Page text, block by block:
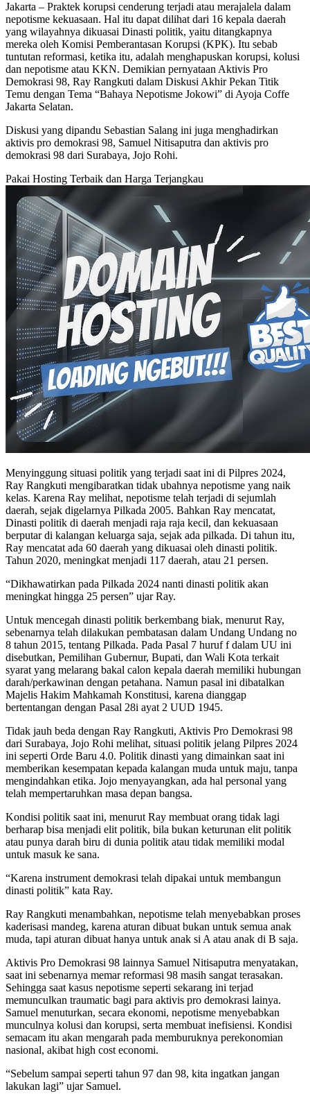
Jakarta – Praktek korupsi cenderung terjadi atau merajalela dalam
nepotisme kekuasaan. Hal itu dapat dilihat dari 16 kepala daerah
yang wilayahnya dikuasai Dinasti politik, yaitu ditangkapnya
mereka oleh Komisi Pemberantasan Korupsi (KPK). Itu sebab
tuntutan reformasi, ketika itu, adalah menghapuskan korupsi, kolusi
dan nepotisme atau KKN. Demikian pernyataan Aktivis Pro
Demokrasi 98, Ray Rangkuti dalam Diskusi Akhir Pekan Titik
Temu dengan Tema “Bahaya Nepotisme Jokowi” di Ayoja Coffe
Jakarta Selatan.
Diskusi yang dipandu Sebastian Salang ini juga menghadirkan
aktivis pro demokrasi 98, Samuel Nitisaputra dan aktivis pro
demokrasi 98 dari Surabaya, Jojo Rohi.
Pakai Hosting Terbaik dan Harga Terjangkau
Menyinggung situasi politik yang terjadi saat ini di Pilpres 2024,
Ray Rangkuti mengibaratkan tidak ubahnya nepotisme yang naik
kelas. Karena Ray melihat, nepotisme telah terjadi di sejumlah
daerah, sejak digelarnya Pilkada 2005. Bahkan Ray mencatat,
Dinasti politik di daerah menjadi raja raja kecil, dan kekuasaan
berputar di kalangan keluarga saja, sejak ada pilkada. Di tahun itu,
Ray mencatat ada 60 daerah yang dikuasai oleh dinasti politik.
Tahun 2020, meningkat menjadi 117 daerah, atau 21 persen.
“Dikhawatirkan pada Pilkada 2024 nanti dinasti politik akan
meningkat hingga 25 persen” ujar Ray.
Untuk mencegah dinasti politik berkembang biak, menurut Ray,
sebenarnya telah dilakukan pembatasan dalam Undang Undang no
8 tahun 2015, tentang Pilkada. Pada Pasal 7 huruf f dalam UU ini
disebutkan, Pemilihan Gubernur, Bupati, dan Wali Kota terkait
syarat yang melarang bakal calon kepala daerah memiliki hubungan
darah/perkawinan dengan petahana. Namun pasal ini dibatalkan
Majelis Hakim Mahkamah Konstitusi, karena dianggap
bertentangan dengan Pasal 28i ayat 2 UUD 1945.
Tidak jauh beda dengan Ray Rangkuti, Aktivis Pro Demokrasi 98
dari Surabaya, Jojo Rohi melihat, situasi politik jelang Pilpres 2024
ini seperti Orde Baru 4.0. Politik dinasti yang dimainkan saat ini
memberikan kesempatan kepada kalangan muda untuk maju, tanpa
mengindahkan etika. Jojo menyayangkan, ada hal personal yang
telah mempertaruhkan masa depan bangsa.
Kondisi politik saat ini, menurut Ray membuat orang tidak lagi
berharap bisa menjadi elit politik, bila bukan keturunan elit politik
atau punya darah biru di dunia politik atau tidak memiliki modal
untuk masuk ke sana.
“Karena instrument demokrasi telah dipakai untuk membangun
dinasti politik” kata Ray.
Ray Rangkuti menambahkan, nepotisme telah menyebabkan proses
kaderisasi mandeg, karena aturan dibuat bukan untuk semua anak
muda, tapi aturan dibuat hanya untuk anak si A atau anak di B saja.
Aktivis Pro Demokrasi 98 lainnya Samuel Nitisaputra menyatakan,
saat ini sebenarnya memar reformasi 98 masih sangat terasakan.
Sehingga saat kasus nepotisme seperti sekarang ini terjad
memunculkan traumatic bagi para aktivis pro demokrasi lainya.
Samuel menuturkan, secara ekonomi, nepotisme menyebabkan
munculnya kolusi dan korupsi, serta membuat inefisiensi. Kondisi
semacam itu akan mengarah pada memburuknya perekonomian
nasional, akibat high cost economi.
“Sebelum sampai seperti tahun 97 dan 98, kita ingatkan jangan
lakukan lagi” ujar Samuel.